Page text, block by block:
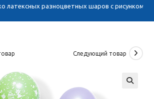
латексных разноцветных шаров с рисунком
Следующий товар